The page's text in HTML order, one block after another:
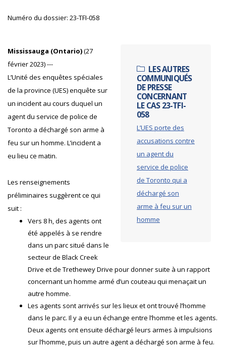
Numéro du dossier: 23-TFI-058
LES AUTRES
COMMUNIQUÉS
DE PRESSE
CONCERNANT
LE CAS 23-TFI-
058
L’UES porte des
accusations contre
un agent du
service de police
de Toronto qui a
déchargé son
arme à feu sur un
homme
Mississauga (Ontario)(27
février 2023) ---
L’Unité des enquêtes spéciales
de la province (UES) enquête sur
un incident au cours duquel un
agent du service de police de
Toronto a déchargé son arme à
feu sur un homme. L’incident a
eu lieu ce matin.
Les renseignements
préliminaires suggèrent ce qui
suit :
Vers 8 h, des agents ont
été appelés à se rendre
dans un parc situé dans le
secteur de Black Creek
Drive et de Trethewey Drive pour donner suite à un rapport
concernant un homme armé d’un couteau qui menaçait un
autre homme.
Les agents sont arrivés sur les lieux et ont trouvé l’homme
dans le parc. Il y a eu un échange entre l’homme et les agents.
Deux agents ont ensuite déchargé leurs armes à impulsions
sur l’homme, puis un autre agent a déchargé son arme à feu.